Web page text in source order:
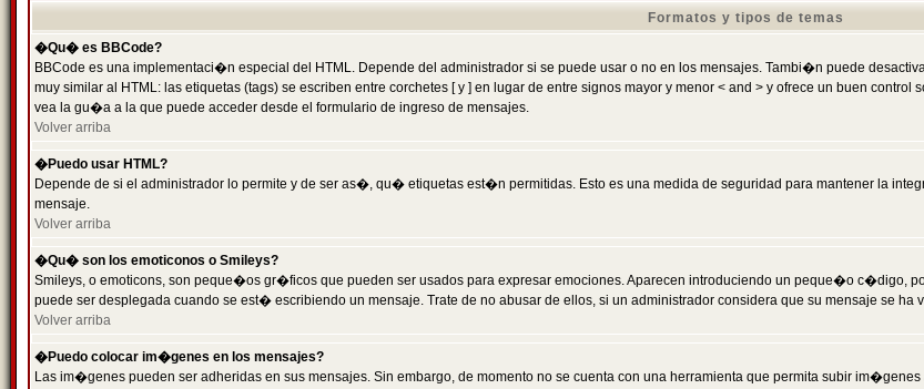
Formatos y tipos de temas
�Qu� es BBCode?
BBCode es una implementaci�n especial del HTML. Depende del administrador si se puede usar o no en los mensajes. Tambi�n puede
muy similar al HTML: las etiquetas (tags) se escriben entre corchetes [ y ] en lugar de entre signos mayor y menor < and > y ofrece un buen
vea la gu�a a la que puede acceder desde el formulario de ingreso de mensajes.
Volver arriba
�Puedo usar HTML?
Depende de si el administrador lo permite y de ser as�, qu� etiquetas est�n permitidas. Esto es una medida de seguridad para mantener la
mensaje.
Volver arriba
�Qu� son los emoticonos o Smileys?
Smileys, o emoticons, son peque�os gr�ficos que pueden ser usados para expresar emociones. Aparecen introduciendo un peque�o c�digo,
puede ser desplegada cuando se est� escribiendo un mensaje. Trate de no abusar de ellos, si un administrador considera que su mensaje se
Volver arriba
�Puedo colocar im�genes en los mensajes?
Las im�genes pueden ser adheridas en sus mensajes. Sin embargo, de momento no se cuenta con una herramienta que permita subir